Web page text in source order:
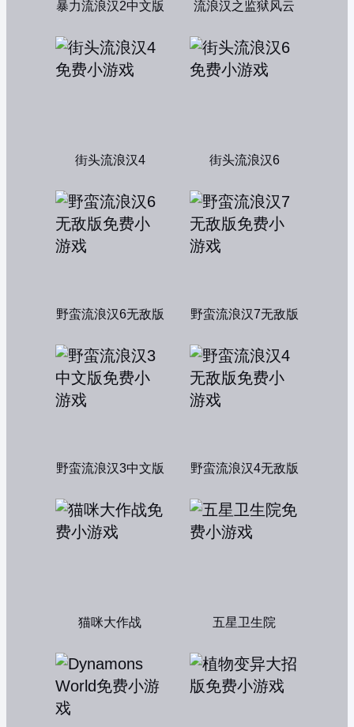
暴力流浪汉2中文版 流浪汉之监狱风云
街头流浪汉4 街头流浪汉6
野蛮流浪汉6无敌版 野蛮流浪汉7无敌版
野蛮流浪汉3中文版 野蛮流浪汉4无敌版
猫咪大作战 五星卫生院